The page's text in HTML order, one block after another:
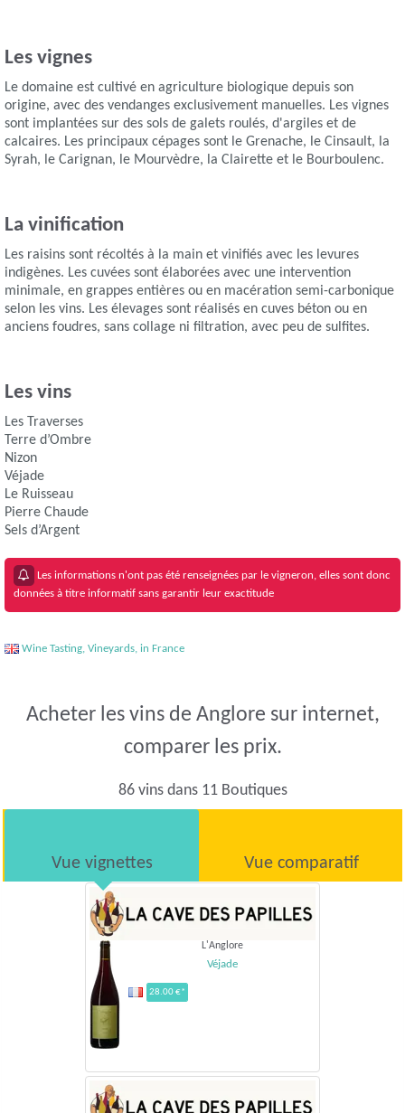
Les vignes
Le domaine est cultivé en agriculture biologique depuis son
origine, avec des vendanges exclusivement manuelles. Les vignes
sont implantées sur des sols de galets roulés, d'argiles et de
calcaires. Les principaux cépages sont le Grenache, le Cinsault, la
Syrah, le Carignan, le Mourvèdre, la Clairette et le Bourboulenc.
La vinification
Les raisins sont récoltés à la main et vinifiés avec les levures
indigènes. Les cuvées sont élaborées avec une intervention
minimale, en grappes entières ou en macération semi-carbonique
selon les vins. Les élevages sont réalisés en cuves béton ou en
anciens foudres, sans collage ni filtration, avec peu de sulfites.
Les vins
Les Traverses
Terre d’Ombre
Nizon
Véjade
Le Ruisseau
Pierre Chaude
Sels d’Argent
Les informations n'ont pas été renseignées par le vigneron, elles sont donc
données à titre informatif sans garantir leur exactitude
Wine Tasting, Vineyards, in France
Acheter les vins de Anglore sur internet,
comparer les prix.
86 vins dans 11 Boutiques
Vue vignettes Vue comparatif
L'Anglore
Véjade
28.00 €*